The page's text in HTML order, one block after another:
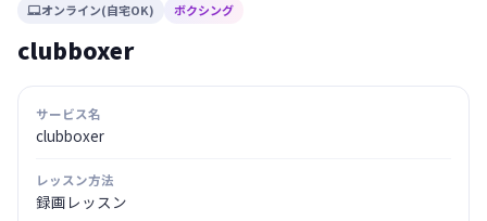
オンライン(自宅OK) ボクシング
clubboxer
サービス名
clubboxer
レッスン方法
録画レッスン